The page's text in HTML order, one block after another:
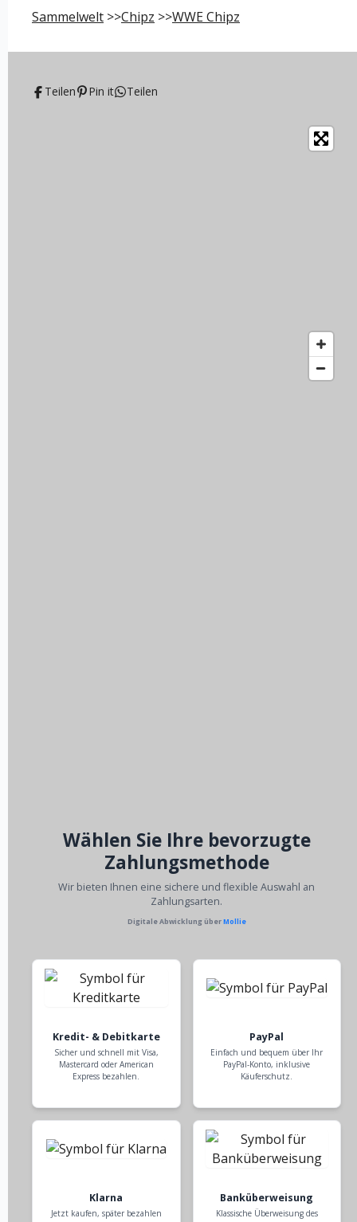
Sammelwelt >>Chipz >>WWE Chipz
Teilen Pin it Teilen
Wählen Sie Ihre bevorzugte
Zahlungsmethode
Wir bieten Ihnen eine sichere und flexible Auswahl an
Zahlungsarten.
Digitale Abwicklung überMollie
Kredit- & Debitkarte
Sicher und schnell mit Visa,
Mastercard oder American
Express bezahlen.
PayPal
Einfach und bequem über Ihr
PayPal-Konto, inklusive
Käuferschutz.
Klarna
Jetzt kaufen, später bezahlen
Banküberweisung
Klassische Überweisung des